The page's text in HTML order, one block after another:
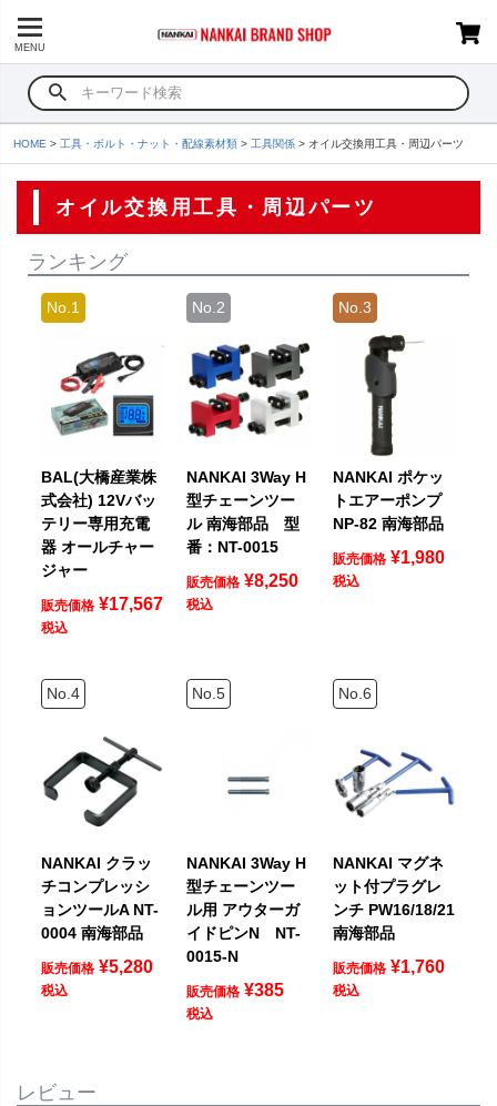
MENU
HOME 工具・ボルト・ナット・配線素材類 工具関係 オイル交換用工具・周辺パーツ
オイル交換用工具・周辺パーツ
ランキング
BAL(大橋産業株
式会社) 12Vバッ
テリー専用充電
器 オールチャー
ジャー
販売価格 ¥17,567
税込
NANKAI 3Way H
型チェーンツー
ル 南海部品 型
番：NT-0015
販売価格 ¥8,250
税込
NANKAI ポケッ
トエアーポンプ
NP-82 南海部品
販売価格 ¥1,980
税込
NANKAI クラッ
チコンプレッシ
ョンツールA NT-
0004 南海部品
販売価格 ¥5,280
税込
NANKAI 3Way H
型チェーンツー
ル用 アウターガ
イドピンN NT-
0015-N
販売価格 ¥385
税込
NANKAI マグネ
ット付プラグレ
ンチ PW16/18/21
南海部品
販売価格 ¥1,760
税込
レビュー